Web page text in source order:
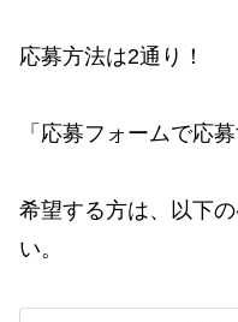
応募方法は2通り！
「応募フォームで応
希望する方は、以下
い。